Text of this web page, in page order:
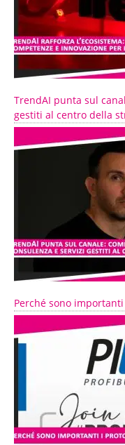
TrendAI punta sul
gestiti al centro della
Perché sono